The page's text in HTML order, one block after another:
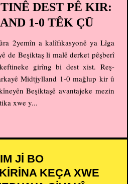
DEST PÊ KIR:
1-0 TÊK ÇŪ
2yemîn a kalîfıkasyonê ya Lîga
de Beşiktaş li malê derket pêşberî
girîng bi dest xist. Reş-
Midtjylland 1-0 mağlup kir û
Beşiktaşê avantajeke mezin
xwe y...
JI BO
KEÇA XWE